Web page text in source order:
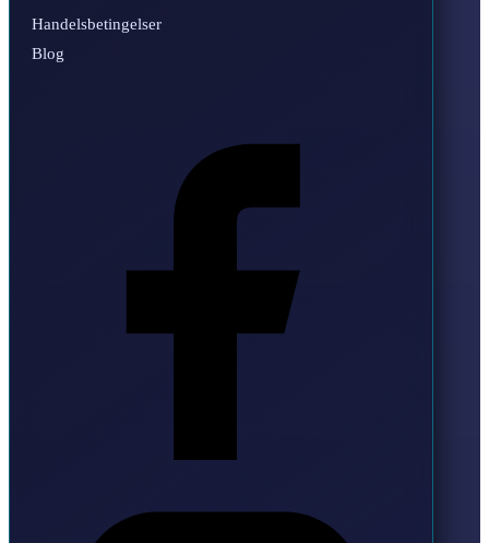
Handelsbetingelser
Blog